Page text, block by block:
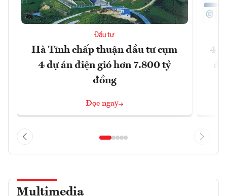
Đầu tư
Hà Tĩnh chấp thuận đầu tư cụm
4 dự án điện gió hơn 7.800 tỷ
đồng
Đọc ngay
41
Multimedia